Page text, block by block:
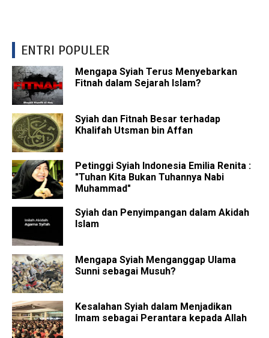
ENTRI POPULER
Mengapa Syiah Terus Menyebarkan
Fitnah dalam Sejarah Islam?
Syiah dan Fitnah Besar terhadap
Khalifah Utsman bin Affan
Petinggi Syiah Indonesia Emilia Renita :
"Tuhan Kita Bukan Tuhannya Nabi
Muhammad"
Syiah dan Penyimpangan dalam Akidah
Islam
Mengapa Syiah Menganggap Ulama
Sunni sebagai Musuh?
Kesalahan Syiah dalam Menjadikan
Imam sebagai Perantara kepada Allah